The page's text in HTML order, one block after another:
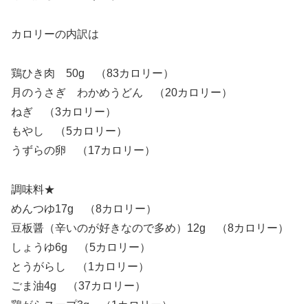
カロリーの内訳は
鶏ひき肉 50g （83カロリー）
月のうさぎ わかめうどん （20カロリー）
ねぎ （3カロリー）
もやし （5カロリー）
うずらの卵 （17カロリー）
調味料★
めんつゆ17g （8カロリー）
豆板醤（辛いのが好きなので多め）12g （8カロリー）
しょうゆ6g （5カロリー）
とうがらし （1カロリー）
ごま油4g （37カロリー）